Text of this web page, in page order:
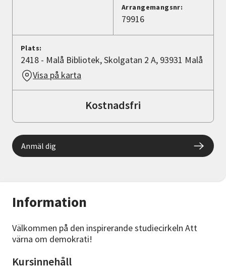
Information
Välkommen på den inspirerande studiecirkeln Att
värna om demokrati!
Kursinnehåll
Arrangemangsnr:
79916
Plats:
2418 - Malå Bibliotek, Skolgatan 2 A, 93931 Malå
Visa på karta
Kostnadsfri
Anmäl dig